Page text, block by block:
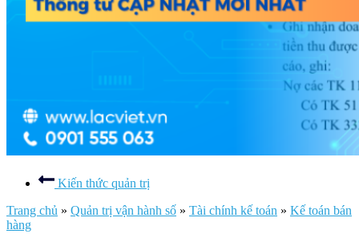
Kiến thức quản trị
Trang chủ » Quản trị vận hành số » Tài chính kế toán » Kế toán bán
hàng